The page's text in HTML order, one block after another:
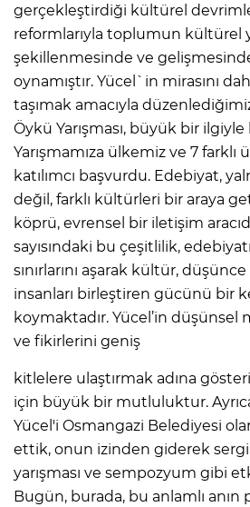
gerçekleştirdiği kültürel
reformlarıyla toplumun kültürel
şekillenmesinde ve
oynamıştır. Yücel`in mirasını
taşımak amacıyla
Öykü Yarışması, büyük bir ilgiyle
Yarışmamıza ülkemiz ve 7 farklı
katılımcı başvurdu. Edebiyat,
değil, farklı kültürleri bir araya
köprü, evrensel bir iletişim
sayısındaki bu çeşitlilik,
sınırlarını aşarak kültür,
insanları birleştiren gücünü bir
koymaktadır. Yücel’in düşünsel
ve fikirlerini geniş
kitlelere ulaştırmak adına
için büyük bir mutluluktur.
Yücel'i Osmangazi Belediyesi
ettik, onun izinden giderek
yarışması ve sempozyum gibi
Bugün, burada, bu anlamlı anın